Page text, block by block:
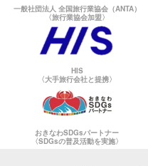
一般社団法人 全国旅行業協会（ANTA）
〈旅行業協会加盟〉
HIS
〈大手旅行会社と提携〉
おきなわSDGsパートナー
〈SDGsの普及活動を実施〉